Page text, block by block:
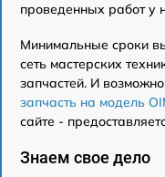
проведенных работ у
Минимальные сроки
сеть мастерских
запчастей. И
запчасть на модель
сайте -
Знаем свое дело